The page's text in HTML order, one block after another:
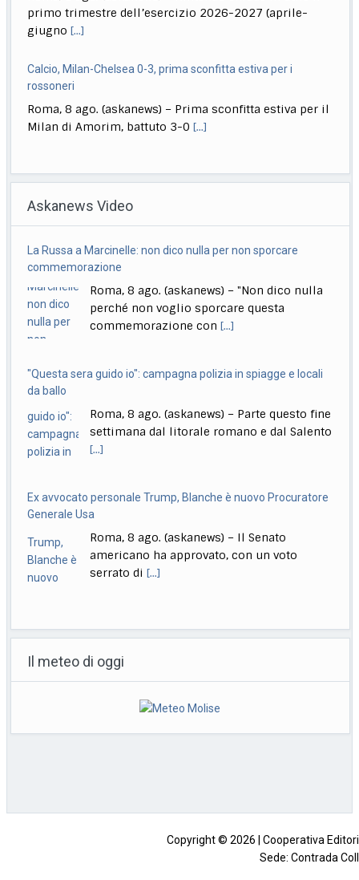
Roma, 8 ago. (askanews) – Prima sconfitta estiva per il
Milan di Amorim, battuto 3-0
Presentato a Locarno film Totorici "Ketticé", Bellucci ospite
speciale
Roma, 8 ago. (askanews) – Presentato oggi in
anteprima al 79esimo Locarno Film Festival in
piattaforma
Roma, 8 ago. (askanews) – Quattro anni dopo il bronzo
agli Europei di Roma 2022,[...]
Zelensky: Stiamo lavorando su nostra balistica anche con
Milano, 8 ago. (askanews) – "Stiamo lavorando con
tutti questi paesi, con l’Italia, con l’azienda
Askanews Video
"Questa sera guido io": campagna polizia in spiagge e locali
da ballo
Roma, 8 ago. (askanews) – Parte questo fine
settimana dal litorale romano e dal Salento
[...]
Ex avvocato personale Trump, Blanche è nuovo Procuratore
Generale Usa
Roma, 8 ago. (askanews) – Il Senato
americano ha approvato, con un voto
serrato di
A Gaza si cerca di sfuggire dal caldo delle tendopoli andando
al mare
Gaza City, 8 ago. (askanews) – Gli sfollati
palestinesi vanno sulla spiaggia di Gaza
City[...]
spazio aereo
Roma, 8 ago. (askanews) – Il primo
ministro bulgaro Rumen Radev in
conferenza stampa ha
Il meteo di oggi
Copyright © 2026 | Cooperativa
Sede: Contrada